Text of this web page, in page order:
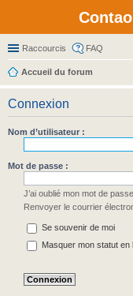
Raccourcis FAQ
Accueil du forum
Connexion
Nom d’utilisateur :
Mot de passe :
J’ai oublié mon mot de passe
Renvoyer le courrier
Se souvenir de moi
Masquer mon statut